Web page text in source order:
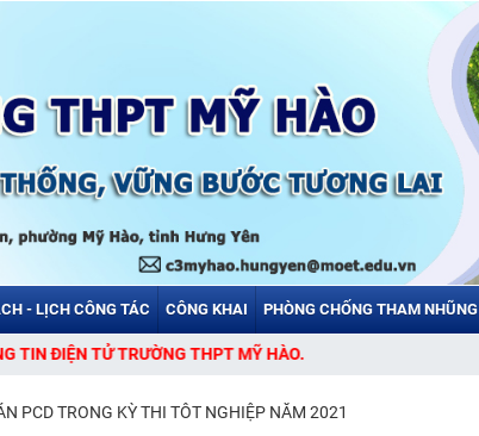
- LỊCH CÔNG TÁC CÔNG KHAI PHÒNG CHỐNG THAM NHŨNG
TỬ TRƯỜNG THPT MỸ HÀO.
PCD TRONG KỲ THI TÔT NGHIỆP NĂM 2021